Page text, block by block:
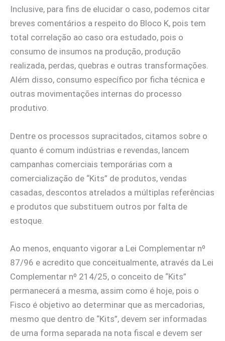
Inclusive, para fins de elucidar o caso, podemos citar
breves comentários a respeito do Bloco K, pois tem
total correlação ao caso ora estudado, pois o
consumo de insumos na produção, produção
realizada, perdas, quebras e outras transformações.
Além disso, consumo específico por ficha técnica e
outras movimentações internas do processo
produtivo.
Dentre os processos supracitados, citamos sobre o
quanto é comum indústrias e revendas, lancem
campanhas comerciais temporárias com a
comercialização de “Kits” de produtos, vendas
casadas, descontos atrelados a múltiplas referências
e produtos que substituem outros por falta de
estoque.
Ao menos, enquanto vigorar a Lei Complementar nº
87/96 e acredito que conceitualmente, através da Lei
Complementar nº 214/25, o conceito de “Kits”
permanecerá a mesma, assim como é hoje, pois o
Fisco é objetivo ao determinar que as mercadorias,
mesmo que dentro de “Kits”, devem ser informadas
de uma forma separada na nota fiscal e devem ser